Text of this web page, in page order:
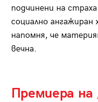
подчинени на
социално
напомня, че
вечна.
Премиера на